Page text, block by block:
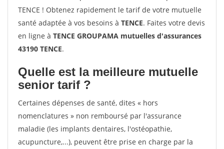
TENCE ! Obtenez rapidement le tarif de votre mutuelle
santé adaptée à vos besoins à TENCE. Faites votre devis
en ligne à TENCE GROUPAMA mutuelles d'assurances
43190 TENCE.
Quelle est la meilleure mutuelle
senior tarif ?
Certaines dépenses de santé, dites « hors
nomenclatures » non remboursé par l'assurance
maladie (les implants dentaires, l'ostéopathie,
acupuncture,...), peuvent être prise en charge par la